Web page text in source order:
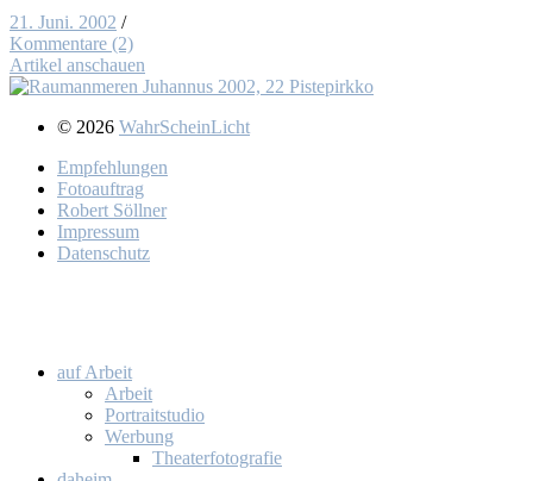
21. Juni. 2002 /
Kommentare (2)
Artikel anschauen
© 2026 WahrScheinLicht
Emp­feh­lun­gen
Fo­to­auf­trag
Ro­bert Söll­ner
Im­pres­sum
Da­ten­schutz
auf Ar­beit
Ar­beit
Por­trait­stu­dio
Wer­bung
Thea­ter­fo­to­gra­fie